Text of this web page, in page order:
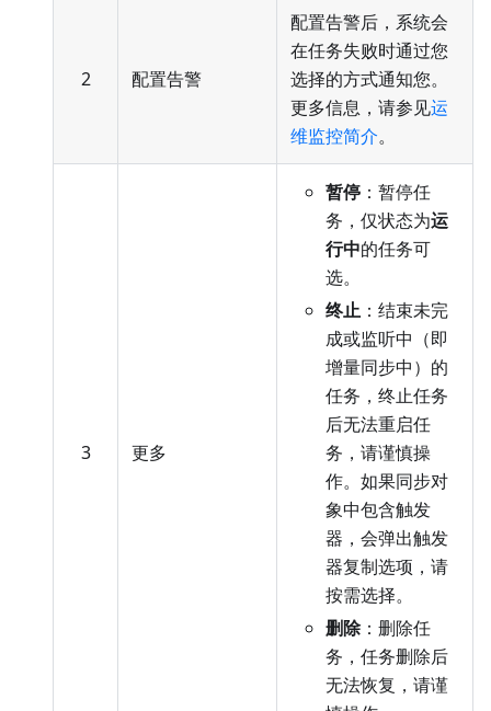
2 配置告警
配置告警后，系统会
在任务失败时通过您
选择的方式通知您。
更多信息，请参见运
维监控简介。
3 更多
暂停 ：暂停任
务，仅状态为运
行中的任务可
选。
终止 ：结束未完
成或监听中（即
增量同步中）的
任务，终止任务
后无法重启任
务，请谨慎操
作。如果同步对
象中包含触发
器，会弹出触发
器复制选项，请
按需选择。
删除：删除任
务，任务删除后
无法恢复，请谨